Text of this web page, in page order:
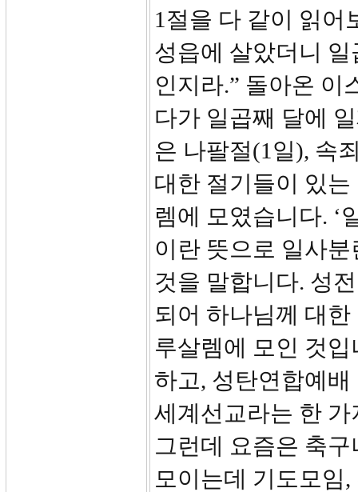
1절을 다 같이 읽어
성읍에 살았더니
인지라.” 돌아온 이
다가 일곱째 달에
은 나팔절(1일), 속
대한 절기들이 있
렘에 모였습니다. ‘
이란 뜻으로 일사
것을 말합니다. 성
되어 하나님께 대
루살렘에 모인 것
하고, 성탄연합예
세계선교라는 한
그런데 요즘은 축
모이는데 기도모임